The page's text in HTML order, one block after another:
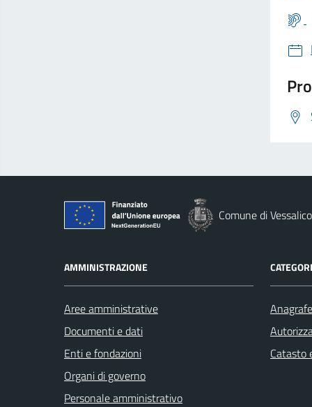
Comune di Vessalico
AMMINISTRAZIONE
Aree amministrative
Documenti e dati
Enti e fondazioni
Organi di governo
Personale amministrativo
Catasto